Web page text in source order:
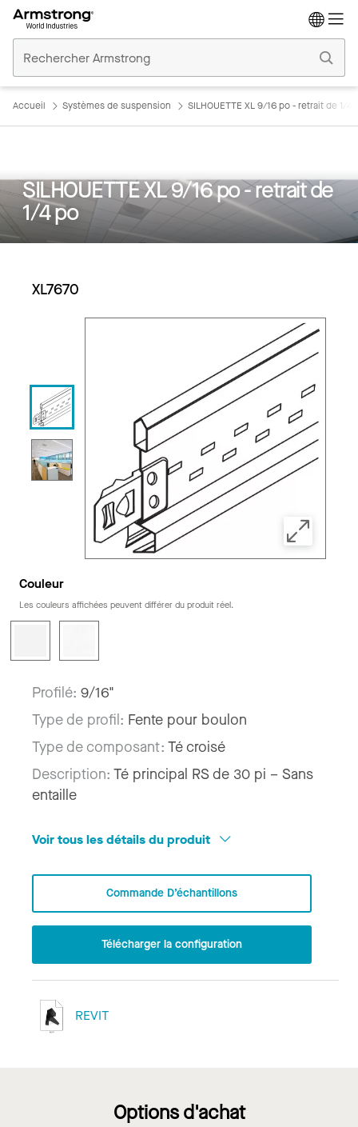
Plafonds
Commerciaux
Accueil Systèmes de suspension SILHOUETTE XL 9/16 po - retrait de 1/4
SILHOUETTE XL 9/16 po - retrait de
1/4 po
XL7670
Couleur
Les couleurs affichées peuvent différer du produit réel.
Profilé: 9/16"
Type de profil: Fente pour boulon
Type de composant: Té croisé
Description: Té principal RS de 30 pi – Sans
entaille
Voir tous les détails du produit
Commande D’échantillons
Télécharger la configuration
REVIT
Options d'achat